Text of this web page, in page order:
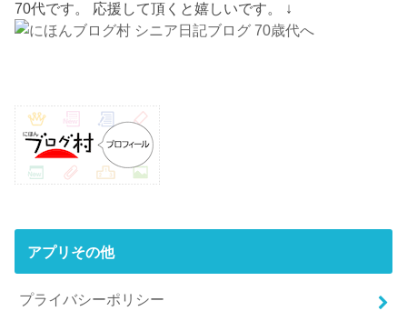
70代です。 応援して頂くと嬉しいです。 ↓
アプリその他
プライバシーポリシー